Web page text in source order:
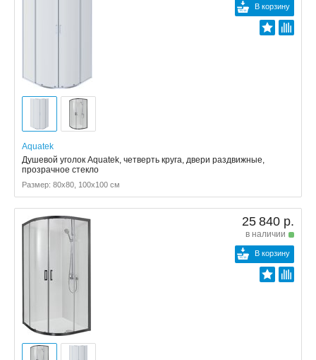
В корзину
Aquatek
Душевой уголок Aquatek, четверть круга, двери раздвижные,
прозрачное стекло
Размер: 80x80, 100x100 см
25 840 р.
в наличии
В корзину